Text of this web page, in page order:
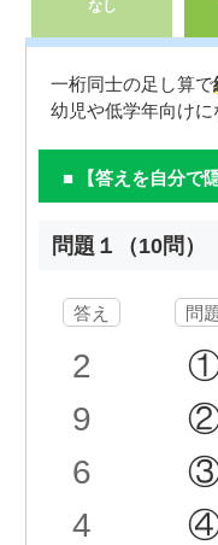
なし
一桁同士の足し算で
幼児や低学年向けに
【答えを自分で
問題１（10問）
答え 問題
2
9
6
4